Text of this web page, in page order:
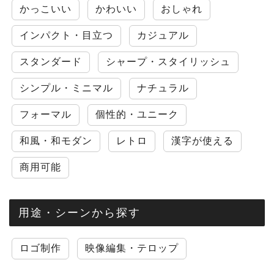
かっこいい かわいい おしゃれ
インパクト・目立つ カジュアル
スタンダード シャープ・スタイリッシュ
シンプル・ミニマル ナチュラル
フォーマル 個性的・ユニーク
和風・和モダン レトロ 漢字が使える
商用可能
用途・シーンから探す
ロゴ制作 映像編集・テロップ